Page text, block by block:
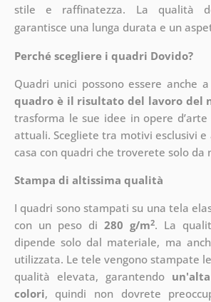
stile e raffinatezza. La qualità
garantisce una lunga durata e un
Perché scegliere i quadri Dovido?
Quadri unici possono essere anche
quadro è il risultato del lavoro del
trasforma le sue idee in opere
attuali. Scegliete tra motivi esclusivi
casa con quadri che troverete solo da
Stampa di altissima qualità
I quadri sono stampati su una tela
con un peso di 280 g/m2. La
dipende solo dal materiale, ma
utilizzata. Le tele vengono stampate
qualità elevata, garantendo
colori, quindi non dovrete